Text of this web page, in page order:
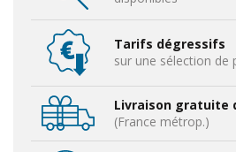
Tarifs dégressifs
sur une sélection de
Livraison gratuite
(France métrop.)